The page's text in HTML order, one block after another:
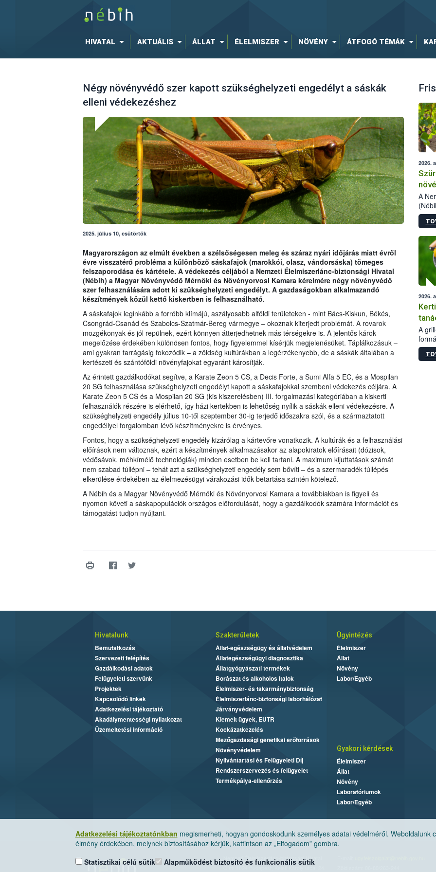
HIVATAL AKTUÁLIS ÁLLAT ÉLELMISZER NÖVÉNY ÁTFOGÓ TÉMÁK
Négy növényvédő szer kapott szükséghelyzeti engedélyt a sáskák
elleni védekezéshez
2025. július 10, csütörtök
Magyarországon az elmúlt években a szélsőségesen meleg és száraz nyári időjárás miatt évről
évre visszatérő probléma a különböző sáskafajok (marokkói, olasz, vándorsáska) tömeges
felszaporodása és kártétele. A védekezés céljából a Nemzeti Élelmiszerlánc-biztonsági Hivatal
(Nébih) a Magyar Növényvédő Mérnöki és Növényorvosi Kamara kérelmére négy növényvédő
szer felhasználására adott ki szükséghelyzeti engedélyt. A gazdaságokban alkalmazandó
készítmények közül kettő kiskertben is felhasználható.
A sáskafajok leginkább a forróbb klímájú, aszályosabb alföldi területeken - mint Bács-Kiskun, Békés,
Csongrád-Csanád és Szabolcs-Szatmár-Bereg vármegye – okoznak kiterjedt problémát. A rovarok
mozgékonyak és jól repülnek, ezért könnyen átterjedhetnek más térségekre is. A jelentős károk
megelőzése érdekében különösen fontos, hogy figyelemmel kísérjük megjelenésüket. Táplálkozásuk –
ami gyakran tarrágásig fokozódik – a zöldség kultúrákban a legérzékenyebb, de a sáskák általában a
kertészeti és szántóföldi növényfajokat egyaránt károsítják.
Az érintett gazdálkodókat segítve, a Karate Zeon 5 CS, a Decis Forte, a Sumi Alfa 5 EC, és a Mospilan
20 SG felhasználása szükséghelyzeti engedélyt kapott a sáskafajokkal szembeni védekezés céljára. A
Karate Zeon 5 CS és a Mospilan 20 SG (kis kiszerelésben) III. forgalmazási kategóriában a kiskerti
felhasználók részére is elérhető, így házi kertekben is lehetőség nyílik a sáskák elleni védekezésre. A
szükséghelyzeti engedély július 10-től szeptember 30-ig terjedő időszakra szól, és a származtatott
engedéllyel forgalomban lévő készítményekre is érvényes.
Fontos, hogy a szükséghelyzeti engedély kizárólag a kártevőre vonatkozik. A kultúrák és a felhasználási
előírások nem változnak, ezért a készítmények alkalmazásakor az alapokiratok előírásait (dózisok,
védősávok, méhkímélő technológiák) minden esetben be kell tartani. A maximum kijuttatások számát
nem szabad túllépni – tehát azt a szükséghelyzeti engedély sem bővíti – és a szermaradék túllépés
elkerülése érdekében az élelmezésügyi várakozási idők betartása szintén kötelező.
A Nébih és a Magyar Növényvédő Mérnöki és Növényorvosi Kamara a továbbiakban is figyeli és
nyomon követi a sáskapopulációk országos előfordulását, hogy a gazdálkodók számára információt és
támogatást tudjon nyújtani.
2026.
A
Az
2026.
A
Adatkezelési tájékoztatónkban megismerheti, hogyan gondoskodunk személyes adatai védelméről. Weboldalunk
élmény érdekében, melynek biztosításához kérjük, kattintson az „Elfogadom” gombra.
Statisztikai célú sütik
Alapműködést biztosító és funkcionális sütik
Hivatalunk
Bemutatkozás
Szervezeti felépítés
Gazdálkodási adatok
Felügyeleti szervünk
Projektek
Kapcsolódó linkek
Adatkezelési tájékoztató
Akadálymentességi nyilatkozat
Üzemeltetési információ
Szakterületek
Állat-egészségügy és állatvédelem
Állategészségügyi diagnosztika
Állatgyógyászati termékek
Borászat és alkoholos italok
Élelmiszer- és takarmánybiztonság
Élelmiszerlánc-biztonsági laborhálózat
Járványvédelem
Kiemelt ügyek, EUTR
Kockázatkezelés
Mezőgazdasági genetikai erőforrások
Növényvédelem
Nyilvántartási és Felügyeleti Díj
Rendszerszervezés és felügyelet
Termékpálya-ellenőrzés
Ügyintézés
Élelmiszer
Állat
Növény
Labor/Egyéb
Gyakori kérdések
Élelmiszer
Állat
Növény
Laboratóriumok
Labor/Egyéb
Nemzeti Élelmiszerlánc-biztonsági Hivatal